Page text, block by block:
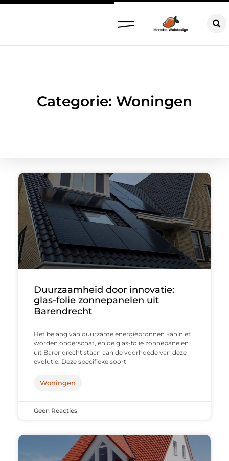
Categorie: Woningen
Duurzaamheid door innovatie:
glas-folie zonnepanelen uit
Barendrecht
Het belang van duurzame energiebronnen kan niet
worden onderschat, en de glas-folie zonnepanelen
uit Barendrecht staan aan de voorhoede van deze
evolutie. Deze specifieke soort
Woningen
Geen Reacties